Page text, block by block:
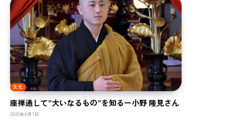
文化
座禅通して”大いなるもの”を知るー小野 隆見さん
2023年6月7日